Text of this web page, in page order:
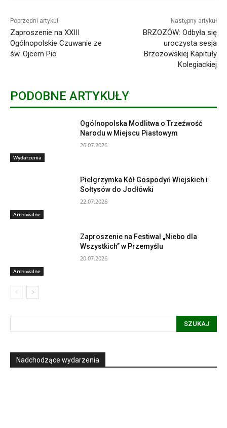
Poprzedni artykuł
Zaproszenie na XXIII
Ogólnopolskie Czuwanie ze
św. Ojcem Pio
Następny artykuł
BRZOZÓW: Odbyła się
uroczysta sesja
Brzozowskiej Kapituły
Kolegiackiej
PODOBNE ARTYKUŁY
Wydarzenia
Ogólnopolska Modlitwa o Trzeźwość
Narodu w Miejscu Piastowym
26.07.2026
Archiwalne
Pielgrzymka Kół Gospodyń Wiejskich i
Sołtysów do Jodłówki
22.07.2026
Archiwalne
Zaproszenie na Festiwal „Niebo dla
Wszystkich” w Przemyślu
20.07.2026
SZUKAJ
Nadchodzące wydarzenia